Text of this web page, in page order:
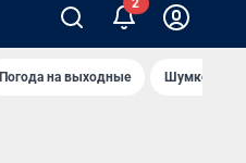
Погода на выходные Шумков в